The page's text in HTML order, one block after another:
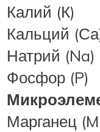
Калий (К)
Кальций
Натрий (Na)
Фосфор (P)
Марганец